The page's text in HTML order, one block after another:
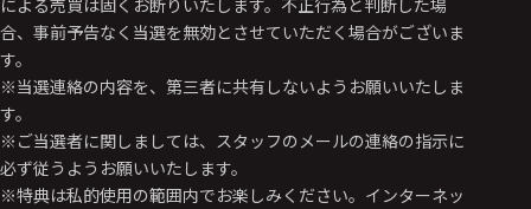
による売買は固くお断りいたします。不正行為と判断した場
合、事前予告なく当選を無効とさせていただく場合がございま
す。
※当選連絡の内容を、第三者に共有しないようお願いいたしま
す。
※ご当選者に関しましては、スタッフのメールの連絡の指示に
必ず従うようお願いいたします。
※特典は私的使用の範囲内でお楽しみください。インターネッ